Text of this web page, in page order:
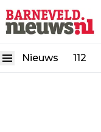
Nieuws 112